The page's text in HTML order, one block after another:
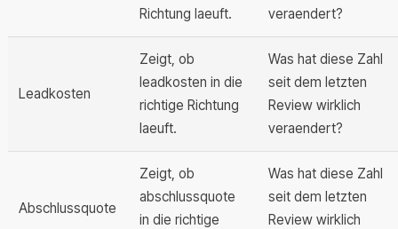
Richtung laeuft.
veraendert?
Leadkosten
Zeigt, ob
leadkosten in die
richtige Richtung
laeuft.
Was hat diese Zahl
seit dem letzten
Review wirklich
veraendert?
Abschlussquote
Zeigt, ob
abschlussquote
in die richtige
Was hat diese Zahl
seit dem letzten
Review wirklich